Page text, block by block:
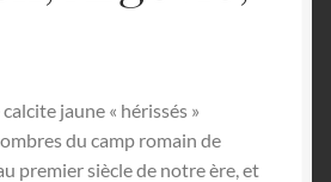
jaune « hérissés »
du camp romain de
premier siècle de notre ère, et